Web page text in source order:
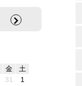
金
土
31
1